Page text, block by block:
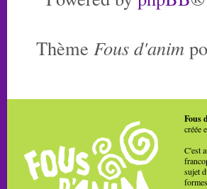
Thème Fous d'anim
Fous
créée
C'est
sujet
formes